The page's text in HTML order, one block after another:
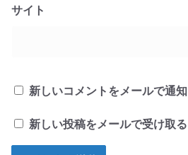
サイト
新しいコメントをメールで通知
新しい投稿をメールで受け取る